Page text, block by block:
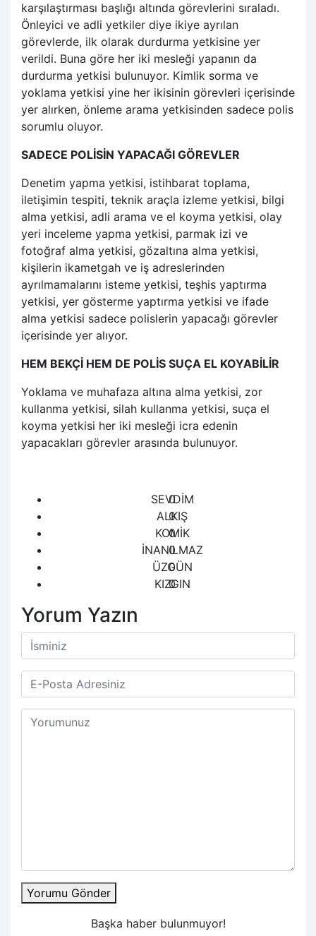
karşılaştırması başlığı altında görevlerini sıraladı.
Önleyici ve adli yetkiler diye ikiye ayrılan
görevlerde, ilk olarak durdurma yetkisine yer
verildi. Buna göre her iki mesleği yapanın da
durdurma yetkisi bulunuyor. Kimlik sorma ve
yoklama yetkisi yine her ikisinin görevleri içerisinde
yer alırken, önleme arama yetkisinden sadece polis
sorumlu oluyor.
SADECE POLİSİN YAPACAĞI GÖREVLER
Denetim yapma yetkisi, istihbarat toplama,
iletişimin tespiti, teknik araçla izleme yetkisi, bilgi
alma yetkisi, adli arama ve el koyma yetkisi, olay
yeri inceleme yapma yetkisi, parmak izi ve
fotoğraf alma yetkisi, gözaltına alma yetkisi,
kişilerin ikametgah ve iş adreslerinden
ayrılmamalarını isteme yetkisi, teşhis yaptırma
yetkisi, yer gösterme yaptırma yetkisi ve ifade
alma yetkisi sadece polislerin yapacağı görevler
içerisinde yer alıyor.
HEM BEKÇİ HEM DE POLİS SUÇA EL KOYABİLİR
Yoklama ve muhafaza altına alma yetkisi, zor
kullanma yetkisi, silah kullanma yetkisi, suça el
koyma yetkisi her iki mesleği icra edenin
yapacakları görevler arasında bulunuyor.
0
SEVDİM
0
ALKIŞ
0
KOMİK
0
İNANILMAZ
0
ÜZGÜN
0
KIZGIN
Yorum Yazın
Yorumu Gönder
Başka haber bulunmuyor!